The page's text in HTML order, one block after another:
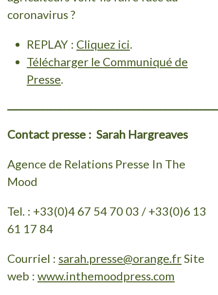
coronavirus ?
REPLAY : Cliquez ici.
Télécharger le Communiqué de
Presse.
Contact presse : Sarah Hargreaves
Agence de Relations Presse In The
Mood
Tel. : +33(0)4 67 54 70 03 / +33(0)6 13
61 17 84
Courriel : sarah.presse@orange.frSite
web : www.inthemoodpress.com